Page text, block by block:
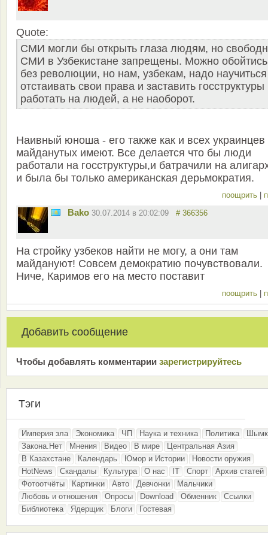
Quote:
СМИ могли бы открыть глаза людям, но
СМИ в Узбекистане запрещены. Можно
без революции, но нам, узбекам, надо научиться
отстаивать свои права и заставить госструктуры
работать на людей, а не наоборот.
Наивный юноша - его также как и всех украинцев
майданутых имеют. Все делается что бы люди
работали на госструктуры,и батрачили на
и была бы только американская дерьмократия.
поощрить
Bako 30.07.2014 в 20:02:09 # 366356
На стройку узбеков найти не могу, а они там
майдануют! Совсем демократию почувствовали.
Ниче, Каримов его на место поставит
поощрить
Добавить сообщение
Чтобы добавлять комментарии зарeгиcтрирyйтeсь
Тэги
Империя зла Экономика ЧП Наука и техника Политика
Закона.Нет
Мнения Видео В мире
Центральная Азия
В Казахстане
Календарь Юмор и Истории
Новости оружия
HotNews
Скандалы Культура О нас IT Спорт
Архив статей
Фотоотчёты
Картинки Авто Девчонки
Мальчики
Любовь и отношения
Опросы Download Обменник
Ссылки
Библиотека
Ядерщик Блоги Гостевая